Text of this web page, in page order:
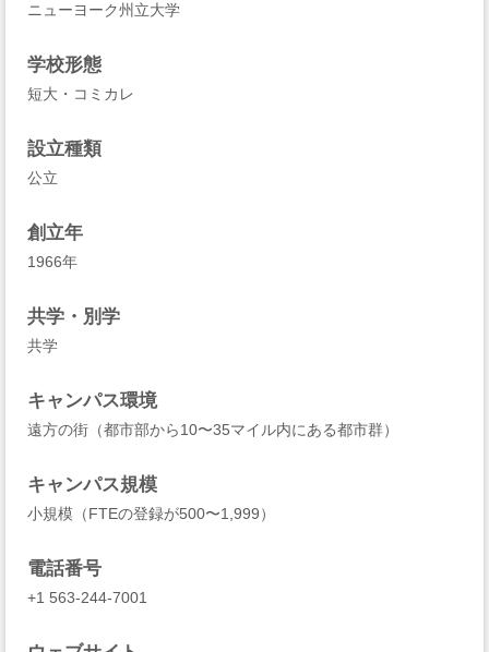
ニューヨーク州立大学
学校形態
短大・コミカレ
設立種類
公立
創立年
1966年
共学・別学
共学
キャンパス環境
遠方の街（都市部から10〜35マイル内にある都市群）
キャンパス規模
小規模（FTEの登録が500〜1,999）
電話番号
+1 563-244-7001